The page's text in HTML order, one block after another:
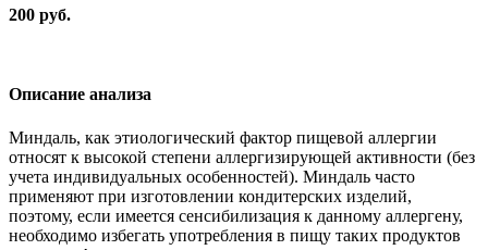
200 руб.
Описание анализа
Миндаль, как этиологический фактор пищевой аллергии
относят к высокой степени аллергизирующей активности (без
учета индивидуальных особенностей). Миндаль часто
применяют при изготовлении кондитерских изделий,
поэтому, если имеется сенсибилизация к данному аллергену,
необходимо избегать употребления в пищу таких продуктов